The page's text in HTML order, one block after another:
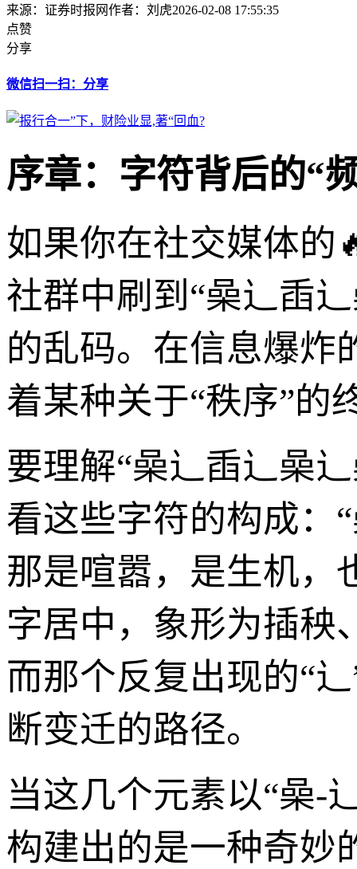
来源：证券时报网作者：刘虎2026-02-08 17:55:35
点赞
分享
微信扫一扫：分享
序章：字符背后的“
如果你在社交媒体的
社群中刷到“喿辶臿
的乱码。在信息爆炸
着某种关于“秩序”的
要理解“喿辶臿辶喿
看这些字符的构成：
那是喧嚣，是生机，
字居中，象形为插秧
而那个反复出现的“
断变迁的路径。
当这几个元素以“喿-
构建出的是一种奇妙